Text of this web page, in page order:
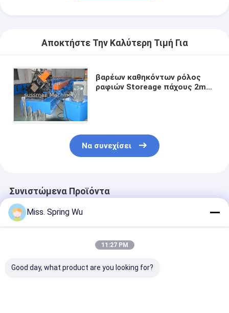
Αποκτήστε Την Καλύτερη Τιμή Για
βαρέων καθηκόντων ρόλος
ραφιών Storeage πάχους 2mm
Να συνεχίσει
Συνιστώμενα Προϊόντα
Miss. Spring Wu
11:27 PM
Good day, what product are you looking for?